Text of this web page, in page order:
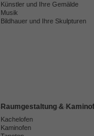
Künstler und Ihre Gemälde
Musik
Bildhauer und Ihre Skulpturen
Raumgestaltung &
Kachelofen
Kaminofen